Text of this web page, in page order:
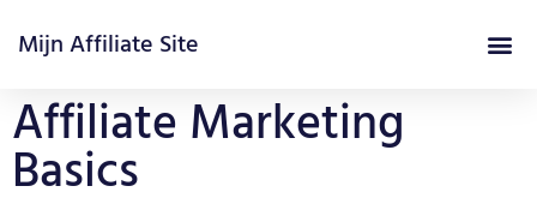
Mijn Affiliate Site
Affiliate Marketing
Basics